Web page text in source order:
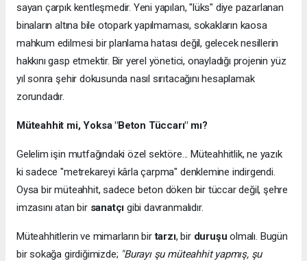
sayan çarpık kentleşmedir. Yeni yapılan, "lüks" diye pazarlanan
binaların altına bile otopark yapılmaması, sokakların kaosa
mahkum edilmesi bir planlama hatası değil, gelecek nesillerin
hakkını gasp etmektir. Bir yerel yönetici, onayladığı projenin yüz
yıl sonra şehir dokusunda nasıl sırıtacağını hesaplamak
zorundadır.
Müteahhit mi, Yoksa "Beton Tüccarı" mı?
Gelelim işin mutfağındaki özel sektöre... Müteahhitlik, ne yazık
ki sadece "metrekareyi kârla çarpma" denklemine indirgendi.
Oysa bir müteahhit, sadece beton döken bir tüccar değil, şehre
imzasını atan bir sanatçı gibi davranmalıdır.
Müteahhitlerin ve mimarların birtarzı, bir duruşu olmalı. Bugün
bir sokağa girdiğimizde; "Burayı şu müteahhit yapmış, şu